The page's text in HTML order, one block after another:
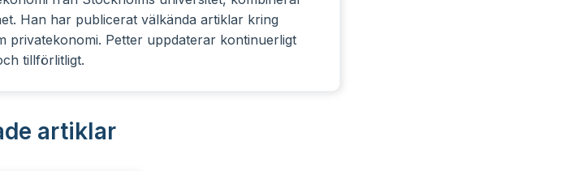
Han har publicerat välkända artiklar kring
privatekonomi. Petter uppdaterar kontinuerligt
tillförlitligt.
artiklar